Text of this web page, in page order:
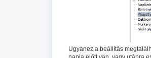
Ugyanez a beállítás